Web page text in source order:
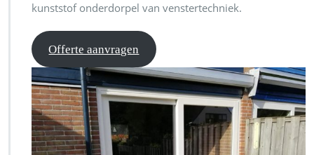
kunststof onderdorpel van venstertechniek.
Offerte aanvragen